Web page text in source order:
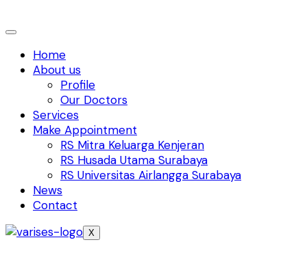
Home
About us
Profile
Our Doctors
Services
Make Appointment
RS Mitra Keluarga Kenjeran
RS Husada Utama Surabaya
RS Universitas Airlangga Surabaya
News
Contact
X